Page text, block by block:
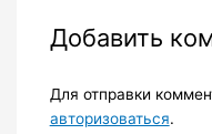
Добавить
Для отправки
авторизоваться.